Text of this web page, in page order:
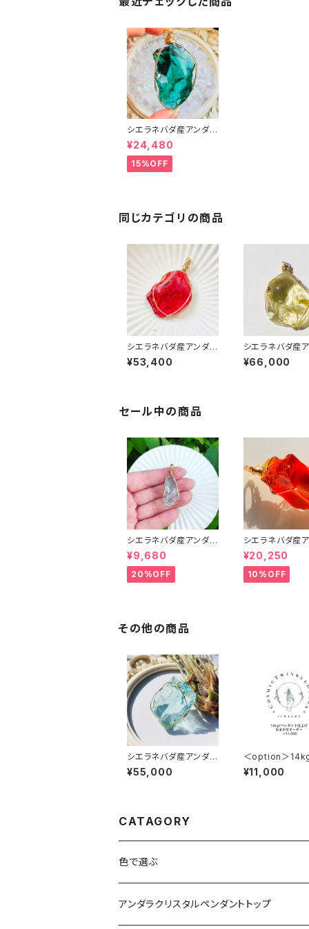
シエラネバダ産アンダラ
クリスタル★宝石質～G
eｍ blue green Eme
rald～【世界に1つだけ
のアンダラペンダントト
¥24,480
15%OFF
同じカテゴリの商品
シエラネバダ産アンダラ
クリスタル ★宝石質~G
em Lemurian Sunris
¥53,400
シエラネバダ産
クリスタル★宝
em Solaris～【
¥66,000
セール中の商品
シエラネバダ産アンダラ
クリスタル★宝石質～G
em Cyan Angel～【世
界で1つだけのアンダラ
ペンダントトップ】
¥9,680
20%OFF
シエラネバダ産
クリスタル★宝
em Rare
unrise～【世界
けのアンダラペ
¥20,250
10%OFF
その他の商品
シエラネバダ産アンダラ
クリスタル★宝石質～G
em Cyan Angel～【世
¥55,000
＜option＞
ダント仕上げ★
せオーダー
¥11,000
CATAGORY
色で選ぶ
ブルー
アンダラクリスタルペンダントトップ